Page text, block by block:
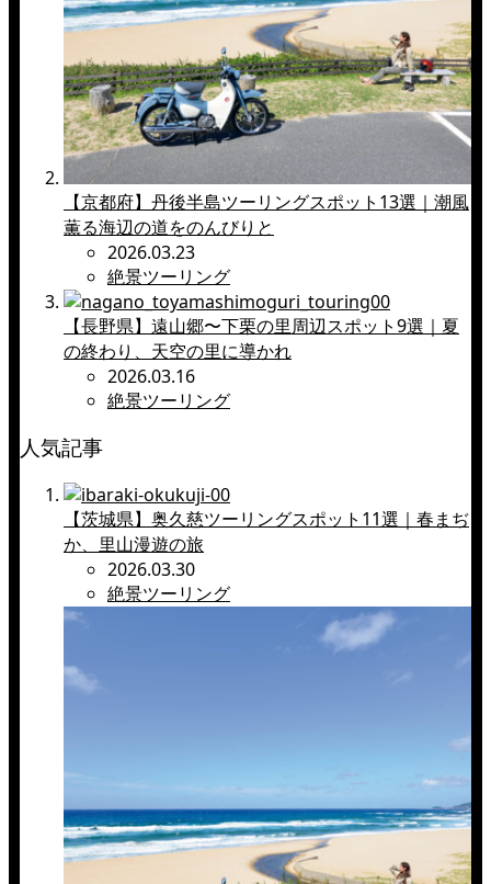
【京都府】丹後半島ツーリングスポット13選｜潮風
薫る海辺の道をのんびりと
2026.03.23
絶景ツーリング
【長野県】遠山郷〜下栗の里周辺スポット9選｜夏
の終わり、天空の里に導かれ
2026.03.16
絶景ツーリング
人気記事
【茨城県】奥久慈ツーリングスポット11選｜春まぢ
か、里山漫遊の旅
2026.03.30
絶景ツーリング